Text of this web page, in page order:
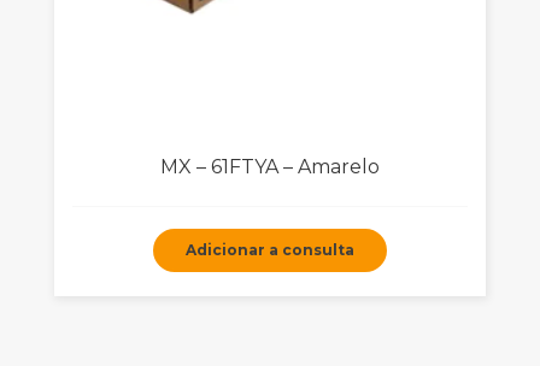
MX – 61FTYA – Amarelo
Adicionar a consulta